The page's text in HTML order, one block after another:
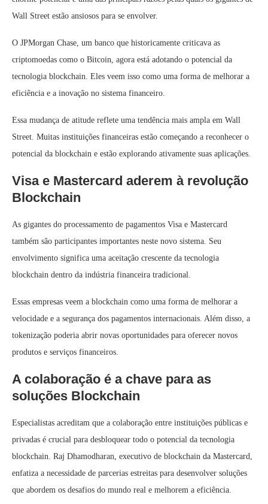
Wall Street estão ansiosos para se envolver.
O JPMorgan Chase, um banco que historicamente criticava as
criptomoedas como o Bitcoin, agora está adotando o potencial da
tecnologia blockchain. Eles veem isso como uma forma de melhorar a
eficiência e a inovação no sistema financeiro.
Essa mudança de atitude reflete uma tendência mais ampla em Wall
Street. Muitas instituições financeiras estão começando a reconhecer o
potencial da blockchain e estão explorando ativamente suas aplicações.
Visa e Mastercard aderem à revolução
Blockchain
As gigantes do processamento de pagamentos Visa e Mastercard
também são participantes importantes neste novo sistema. Seu
envolvimento significa uma aceitação crescente da tecnologia
blockchain dentro da indústria financeira tradicional.
Essas empresas veem a blockchain como uma forma de melhorar a
velocidade e a segurança dos pagamentos internacionais. Além disso, a
tokenização poderia abrir novas oportunidades para oferecer novos
produtos e serviços financeiros.
A colaboração é a chave para as
soluções Blockchain
Especialistas acreditam que a colaboração entre instituições públicas e
privadas é crucial para desbloquear todo o potencial da tecnologia
blockchain. Raj Dhamodharan, executivo de blockchain da Mastercard,
enfatiza a necessidade de parcerias estreitas para desenvolver soluções
que abordem os desafios do mundo real e melhorem a eficiência.